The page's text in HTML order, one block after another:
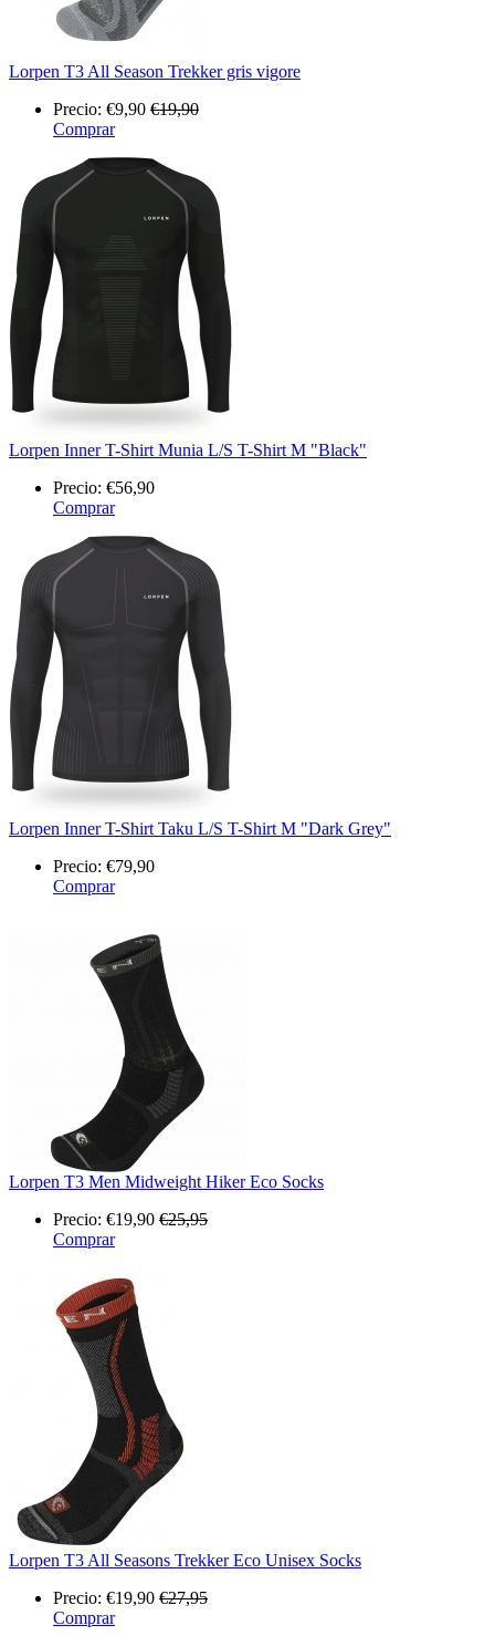
Lorpen T3 All Season Trekker gris vigore
Precio: €9,90 €19,90
Comprar
Lorpen Inner T-Shirt Munia L/S T-Shirt M "Black"
Precio: €56,90
Comprar
Lorpen Inner T-Shirt Taku L/S T-Shirt M "Dark Grey"
Precio: €79,90
Comprar
Lorpen T3 Men Midweight Hiker Eco Socks
Precio: €19,90 €25,95
Comprar
Lorpen T3 All Seasons Trekker Eco Unisex Socks
Precio: €19,90 €27,95
Comprar